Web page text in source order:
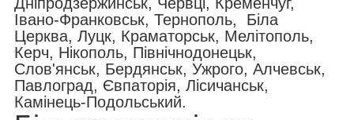
Івано-Франковськ, Тернополь, Біла
Церква, Луцк, Краматорськ, Мелітополь,
Керч, Нікополь, Північнодонецьк,
Слов'янськ, Бердянськ, Ужрого, Алчевськ,
Павлоград, Євпаторія, Лісичанськ,
Камінець-Подольський.